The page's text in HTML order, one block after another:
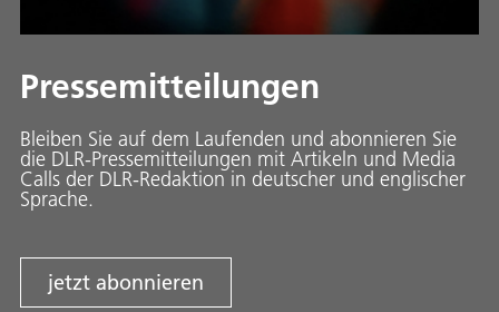
Pressemitteilungen
Bleiben Sie auf dem Laufenden und abonnieren Sie
die DLR-Pressemitteilungen mit Artikeln und Media
Calls der DLR-Redaktion in deutscher und englischer
Sprache.
jetzt abonnieren